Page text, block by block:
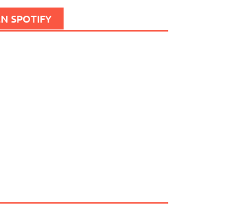
SPOTIFY